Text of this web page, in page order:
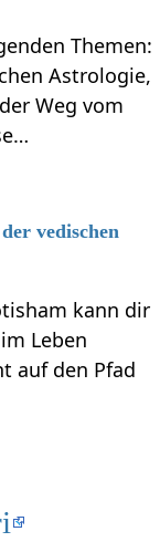
Themen:
Astrologie,
Weg vom
vedischen
kann dir
Leben
auf den Pfad